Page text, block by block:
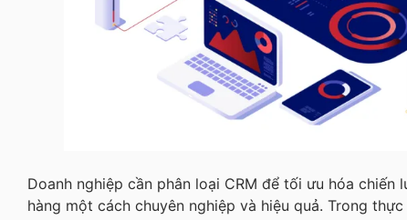
Doanh nghiệp cần phân loại CRM để tối ưu hóa chiến
hàng một cách chuyên nghiệp và hiệu quả. Trong